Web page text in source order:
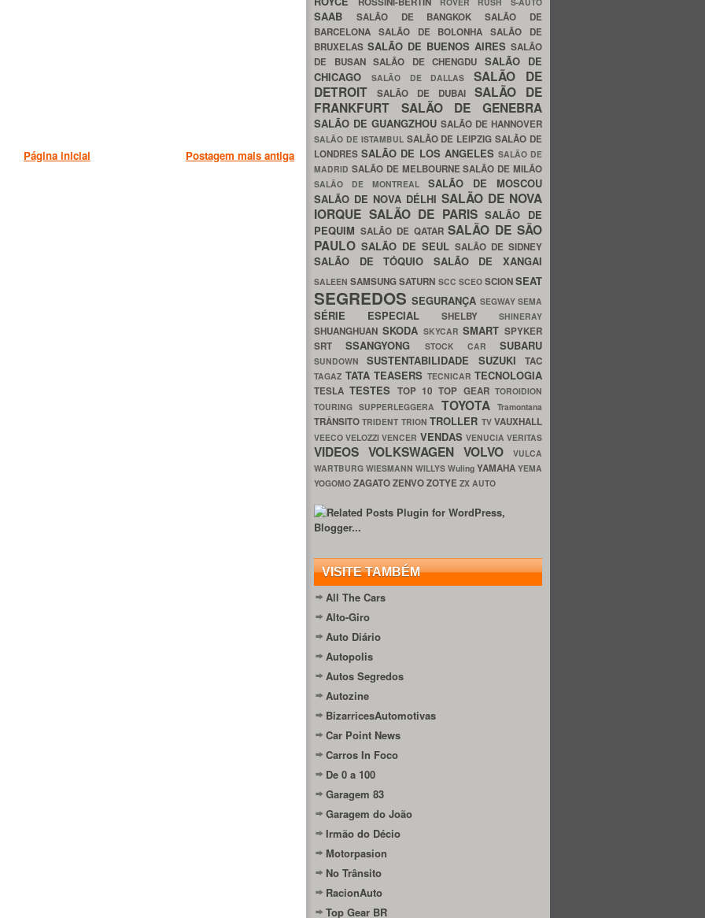
Postagem mais antiga
Página inicial
SAAB SALÃO DE BANGKOKSALÃO DE
BARCELONA SALÃO DE BOLONHASALÃO DE
BRUXELAS SALÃO DE BUENOS AIRES SALÃO
DE BUSAN SALÃO DE CHENGDU SALÃO DE
CHICAGO
SALÃO DE DALLASSALÃO DE
DETROIT
SALÃO DE DUBAI SALÃO DE
FRANKFURT SALÃO DE GENEBRA
SALÃO DE GUANGZHOU SALÃO DE HANNOVER
SALÃO DE ISTAMBUL SALÃO DE LEIPZIGSALÃO DE
LONDRESSALÃO DE LOS ANGELES SALÃO DE
MADRID SALÃO DE MELBOURNESALÃO DE MILÃO
SALÃO DE MONTREAL SALÃO DE MOSCOU
SALÃO DE NOVA DÉLHI SALÃO DE NOVA
IORQUE SALÃO DE PARISSALÃO DE
PEQUIM SALÃO DE QATARSALÃO DE SÃO
PAULO SALÃO DE SEUL SALÃO DE SIDNEY
SALÃO DE TÓQUIO SALÃO DE XANGAI
SALEENSAMSUNGSATURN SCC SCEO SCIONSEAT
SEGREDOSSEGURANÇA SEGWAYSEMA
SÉRIE ESPECIAL SHELBY SHINERAY
SHUANGHUAN SKODA SKYCARSMART SPYKER
SRTSSANGYONG STOCK CAR SUBARU
SUNDOWNSUSTENTABILIDADE SUZUKITAC
TAGAZ TATA TEASERS TECNICAR TECNOLOGIA
TESLATESTES TOP 10TOP GEARTOROIDION
TOURING SUPPERLEGGERA TOYOTATramontana
TRÂNSITOTRIDENT TRIONTROLLER TVVAUXHALL
VEECOVELOZZIVENCER VENDAS VENUCIAVERITAS
VIDEOS VOLKSWAGEN VOLVO
VULCA
WARTBURG WIESMANN WILLYS Wuling YAMAHA YEMA
YOGOMO ZAGATOZENVOZOTYE ZX AUTO
VISITE TAMBÉM
All The Cars
Alto-Giro
Auto Diário
Autopolis
Autos Segredos
Autozine
BizarricesAutomotivas
Car Point News
Carros In Foco
De 0 a 100
Garagem 83
Garagem do João
Irmão do Décio
Motorpasion
No Trânsito
RacionAuto
Top Gear BR